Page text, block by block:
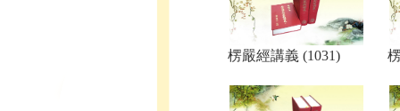
楞嚴經講義 (1031)